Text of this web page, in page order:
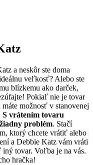
a neskôr ste doma
veľkosť? Alebo ste
blízkemu ako darček,
Pokiaľ nie je tovar
možnosť v stanovenej
S vrátením tovaru
žiadny problém. Stačí
ktorý chcete vrátiť alebo
a Debbie Katz vám vráti
tovar. Voľba je na vás.
hračka!